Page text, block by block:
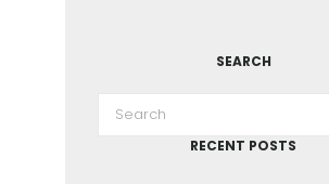
SEARCH
RECENT POSTS